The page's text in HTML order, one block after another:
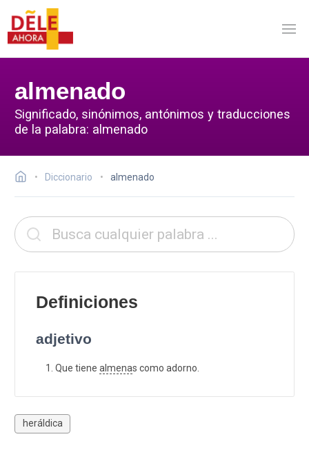
almenado
Significado, sinónimos, antónimos y traducciones
de la palabra: almenado
Diccionario almenado
Definiciones
adjetivo
Que tiene almenas como adorno.
heráldica